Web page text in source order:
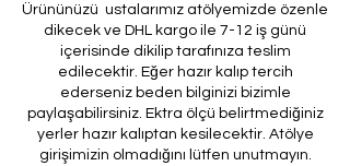
Ürününüzü ustalarımız atölyemizde özenle
dikecek ve DHL kargo ile 7-12 iş günü
içerisinde dikilip tarafınıza teslim
edilecektir. Eğer hazır kalıp tercih
ederseniz beden bilginizi bizimle
paylaşabilirsiniz. Ektra ölçü belirtmediğiniz
yerler hazır kalıptan kesilecektir. Atölye
girişimizin olmadığını lütfen unutmayın.